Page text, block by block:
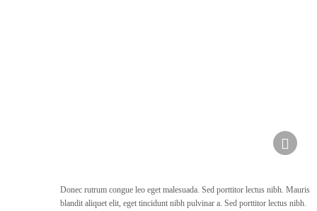
Donec rutrum congue leo eget malesuada. Sed porttitor lectus nibh. Mauris
blandit aliquet elit, eget tincidunt nibh pulvinar a. Sed porttitor lectus nibh.